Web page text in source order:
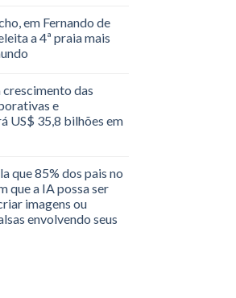
em Fernando de
a 4ª praia mais
das
e
US$ 35,8 bilhões em
que 85% dos pais no
que a IA possa ser
imagens ou
envolvendo seus